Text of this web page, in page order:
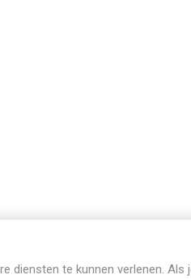
diensten te kunnen verlenen. Als